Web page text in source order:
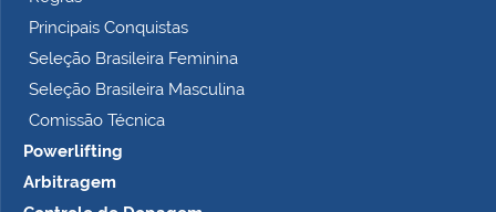
Principais Conquistas
Seleção Brasileira Feminina
Seleção Brasileira Masculina
Comissão Técnica
Powerlifting
Arbitragem